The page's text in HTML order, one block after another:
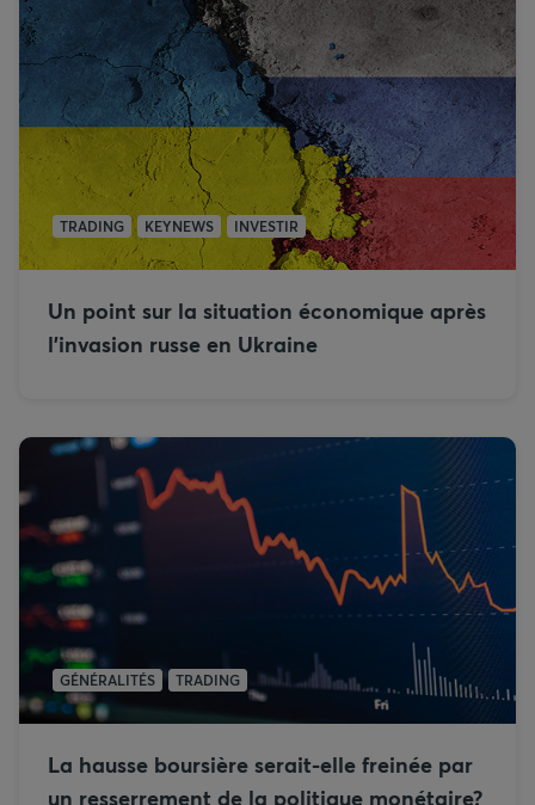
TRADING KEYNEWS INVESTIR
Un point sur la situation économique après
l’invasion russe en Ukraine
GÉNÉRALITÉS TRADING
La hausse boursière serait-elle freinée par
un resserrement de la politique monétaire?